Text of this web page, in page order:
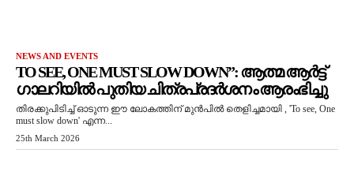
NEWS AND EVENTS
TO SEE, ONE MUST SLOW DOWN”: ആത്മ ആർട്ട്
ഗാലറിയിൽ പുതിയ ചിത്രപ്രദർശനം ആരംഭിച്ചു
തിരക്കുപിടിച്ച് ഓടുന്ന ഈ ലോകത്തിന് മുൻപിൽ തെളിച്ചമായി , 'To see, One
must slow down' എന്ന...
25th March 2026